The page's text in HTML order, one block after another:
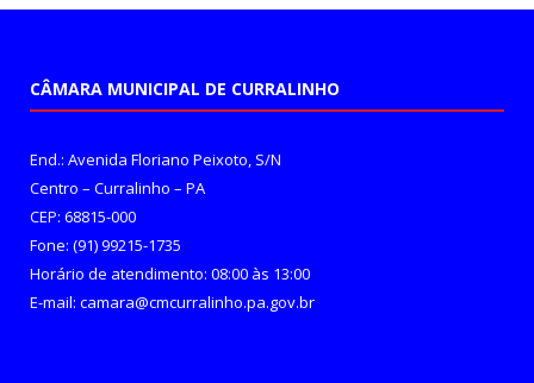
CÂMARA MUNICIPAL DE CURRALINHO
End.: Avenida Floriano Peixoto, S/N
Centro – Curralinho – PA
CEP: 68815-000
Fone: (91) 99215-1735
Horário de atendimento: 08:00 às 13:00
E-mail: camara@cmcurralinho.pa.gov.br